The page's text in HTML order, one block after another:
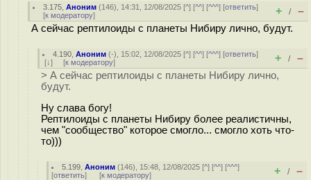
3.175 ,Аноним (146), 14:31, 12/08/2025 [^] [^^] [^^^] [ответить]
[к модератору] + / –
А сейчас рептилоиды с планеты Нибиру лично, будут.
4.190 ,Аноним (-), 15:02, 12/08/2025 [^] [^^] [^^^] [ответить]
[↓] [к модератору] + / –
> А сейчас рептилоиды с планеты Нибиру лично,
будут.
Ну слава богу!
Рептилоиды с планеты Нибиру более реалистичны,
чем "сообщество" которое смогло... смогло хоть что-
то)))
5.199 ,Аноним (146), 15:48, 12/08/2025 [^] [^^] [^^^]
[ответить] [к модератору] + / –